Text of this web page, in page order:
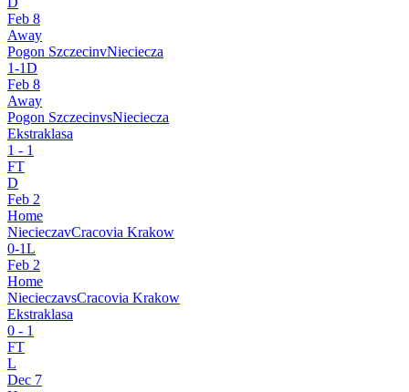
Feb 8
Away
Pogon SzczecinvNieciecza
1-1D
Feb 8
Away
Pogon SzczecinvsNieciecza
Ekstraklasa
1 - 1
FT
D
Feb 2
Home
NiecieczavCracovia Krakow
0-1L
Feb 2
Home
NiecieczavsCracovia Krakow
Ekstraklasa
0 - 1
FT
L
Dec 7